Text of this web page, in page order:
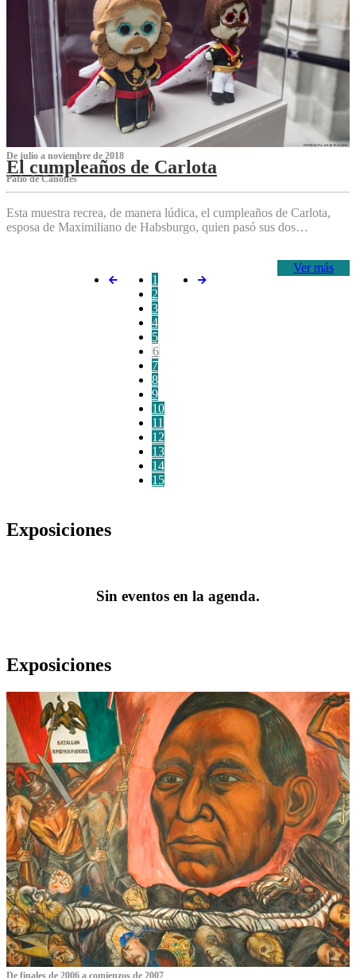
De julio a noviembre de 2018
El cumpleaños de Carlota
Patio de Cañones
Esta muestra recrea, de manera lúdica, el cumpleaños de Carlota,
esposa de Maximiliano de Habsburgo, quien pasó sus dos…
Ver más
1
2
3
4
5
6
7
8
9
10
11
12
13
14
15
Exposiciones
Sin eventos en la agenda.
Exposiciones
De finales de 2006 a comienzos de 2007